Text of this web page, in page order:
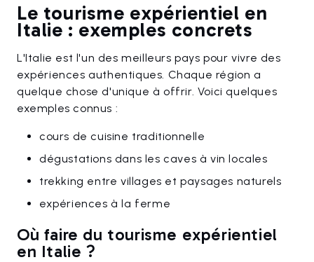
Le tourisme expérientiel en
Italie : exemples concrets
L'Italie est l'un des meilleurs pays pour vivre des
expériences authentiques. Chaque région a
quelque chose d'unique à offrir. Voici quelques
exemples connus :
cours de cuisine traditionnelle
dégustations dans les caves à vin locales
trekking entre villages et paysages naturels
expériences à la ferme
Où faire du tourisme expérientiel
en Italie ?